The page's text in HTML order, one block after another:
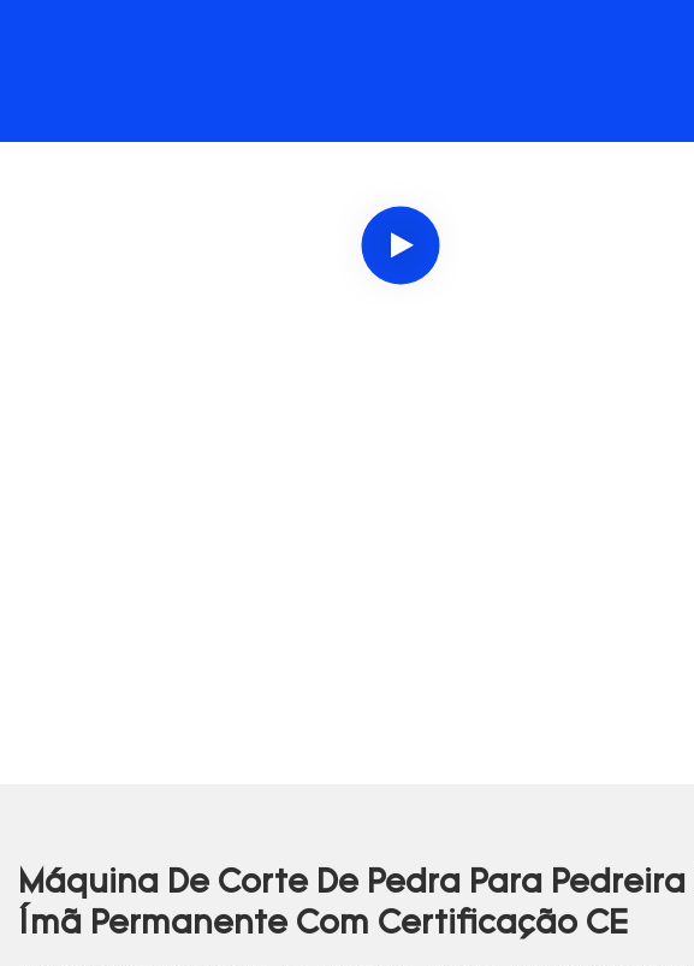
Máquina De Corte De Pedra Para Pedreira
Ímã Permanente Com Certificação CE